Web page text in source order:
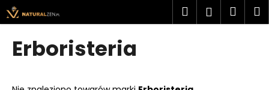
Przejść
do
treści
SzukajZaloguj
Erboristeria
K
o
powrotem
powrotem
z